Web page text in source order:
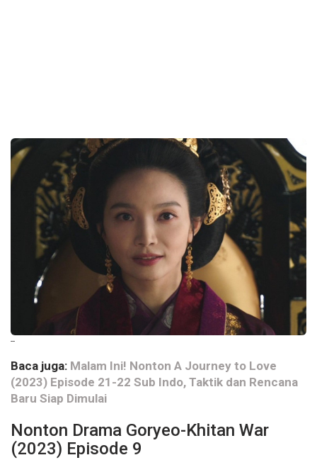
--
Baca juga: Malam Ini! Nonton A Journey to Love
(2023) Episode 21-22 Sub Indo, Taktik dan Rencana
Baru Siap Dimulai
Nonton Drama Goryeo-Khitan War
(2023) Episode 9